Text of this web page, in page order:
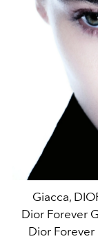
Giacca,
Dior Forever
Dior Forever